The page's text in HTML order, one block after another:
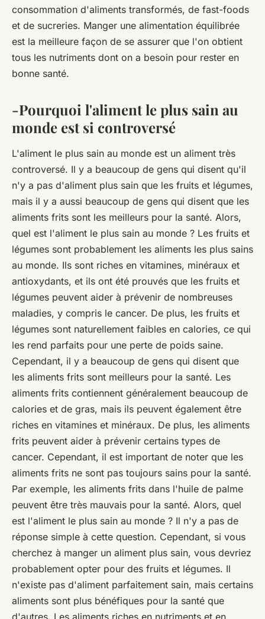
consommation d'aliments transformés, de fast-foods
et de sucreries. Manger une alimentation équilibrée
est la meilleure façon de se assurer que l'on obtient
tous les nutriments dont on a besoin pour rester en
bonne santé.
-Pourquoi l'aliment le plus sain au
monde est si controversé
L'aliment le plus sain au monde est un aliment très
controversé. Il y a beaucoup de gens qui disent qu'il
n'y a pas d'aliment plus sain que les fruits et légumes,
mais il y a aussi beaucoup de gens qui disent que les
aliments frits sont les meilleurs pour la santé. Alors,
quel est l'aliment le plus sain au monde ? Les fruits et
légumes sont probablement les aliments les plus sains
au monde. Ils sont riches en vitamines, minéraux et
antioxydants, et ils ont été prouvés que les fruits et
légumes peuvent aider à prévenir de nombreuses
maladies, y compris le cancer. De plus, les fruits et
légumes sont naturellement faibles en calories, ce qui
les rend parfaits pour une perte de poids saine.
Cependant, il y a beaucoup de gens qui disent que
les aliments frits sont meilleurs pour la santé. Les
aliments frits contiennent généralement beaucoup de
calories et de gras, mais ils peuvent également être
riches en vitamines et minéraux. De plus, les aliments
frits peuvent aider à prévenir certains types de
cancer. Cependant, il est important de noter que les
aliments frits ne sont pas toujours sains pour la santé.
Par exemple, les aliments frits dans l'huile de palme
peuvent être très mauvais pour la santé. Alors, quel
est l'aliment le plus sain au monde ? Il n'y a pas de
réponse simple à cette question. Cependant, si vous
cherchez à manger un aliment plus sain, vous devriez
probablement opter pour des fruits et légumes. Il
n'existe pas d'aliment parfaitement sain, mais certains
aliments sont plus bénéfiques pour la santé que
d'autres. Les aliments riches en nutriments et en